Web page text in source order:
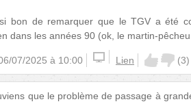
bon de remarquer que le TGV a été
dans les années 90 (ok, le martin-
07/2025 à 10:00 Lien (3)
que le problème de passage à